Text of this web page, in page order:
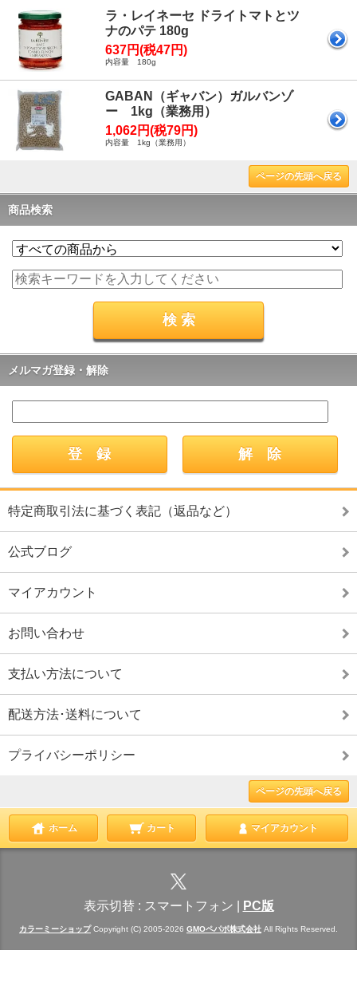
ラ・レイネーセ ドライトマトとツ
ナのパテ 180g
637円(税47円)
内容量 180g
GABAN（ギャバン）ガルバンゾ
ー 1kg（業務用）
1,062円(税79円)
内容量 1kg（業務用）
ページの先頭へ戻る
商品検索
メルマガ登録・解除
特定商取引法に基づく表記（返品など）
公式ブログ
マイアカウント
お問い合わせ
支払い方法について
配送方法･送料について
プライバシーポリシー
ページの先頭へ戻る
ホーム カート マイアカウント
表示切替 : スマートフォン PC版
カラーミーショップCopyright (C) 2005-2026 GMOペパボ株式会社 All Rights Reserved.